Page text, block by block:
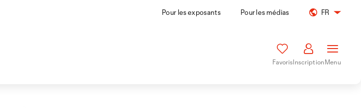
Pour les exposants Pour les médias FR
FavorisInscriptionMenu